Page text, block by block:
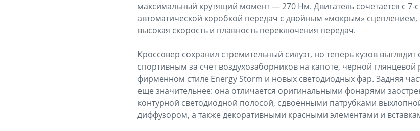
максимальный крутящий момент — 270 Нм. Двигатель сочетается с 7-
автоматической коробкой передач с двойным «мокрым»
высокая скорость и плавность переключения передач.
Кроссовер сохранил стремительный силуэт, но теперь кузов
спортивным за счет воздухозаборников на капоте, черной
фирменном стиле Energy Storm и новых светодиодных фар. Задняя
еще значительнее: она отличается оригинальными фонарями
контурной светодиодной полосой, сдвоенными патрубками
диффузором, а также декоративными красными элементами и